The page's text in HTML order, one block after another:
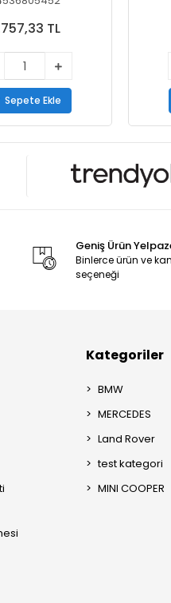
TL
Sepete Ekle
Geniş Ürün
Binlerce ürün ve
seçeneği
Kategoriler
BMW
MERCEDES
Land Rover
test kategori
MINI COOPER